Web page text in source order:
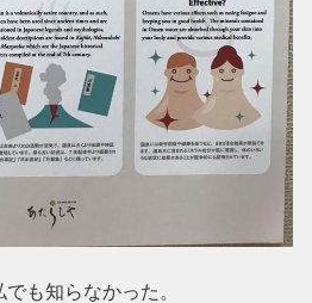
も知らなかった。